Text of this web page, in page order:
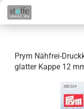
Prym Nähfrei-
glatter Kappe 12